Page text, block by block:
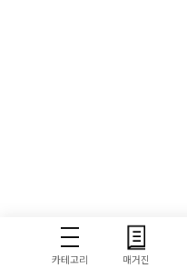
카테고리 매거진